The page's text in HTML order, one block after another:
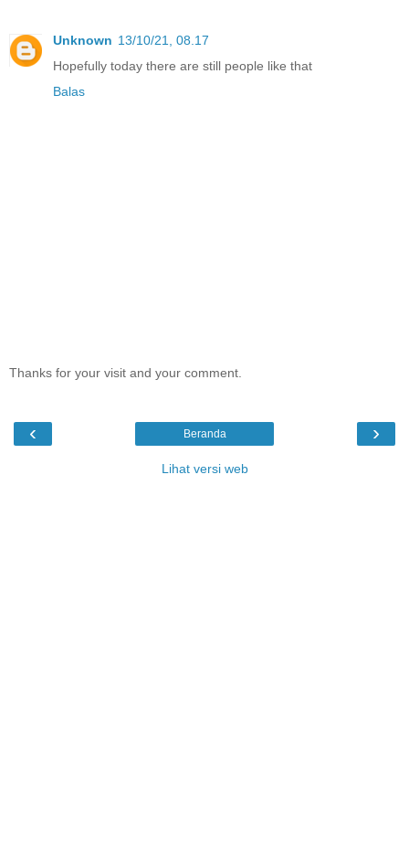
Unknown 13/10/21, 08.17
Hopefully today there are still people like that
Balas
Thanks for your visit and your comment.
‹ ›
Beranda
Lihat versi web